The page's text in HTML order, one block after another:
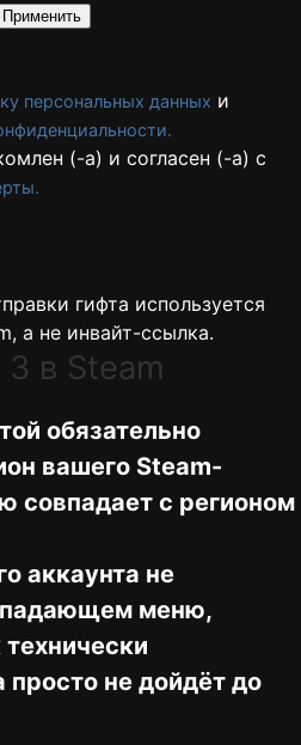
Применить
персональных данных и
(-а) и согласен (-а) с
гифта используется
а не инвайт-ссылка.
в Steam
обязательно
вашего Steam-
совпадает с регионом
аккаунта не
меню,
просто не дойдёт до